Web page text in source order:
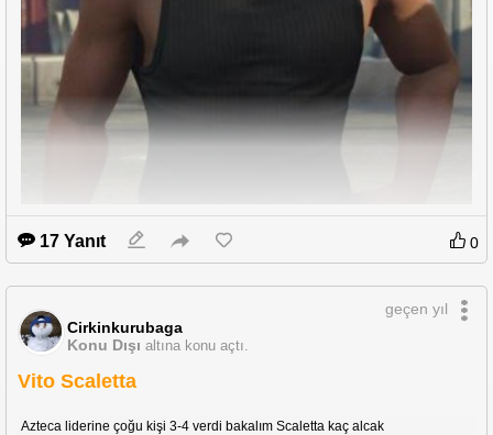
17 Yanıt 0
Cirkinkurubaga
Konu Dışı altına konu açtı.
geçen yıl
Vito Scaletta
Azteca liderine çoğu kişi 3-4 verdi bakalım Scaletta kaç alcak